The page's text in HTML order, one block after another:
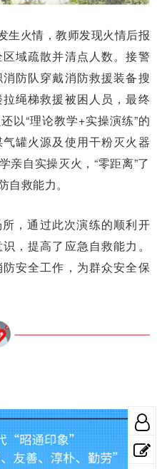
生火情，教师发现火情后报
域疏散并清点人数。接警
防队穿戴消防救援装备搜
绳梯救援被困人员，最终
以“理论教学+实操演练”的
罐火源及使用干粉灭火器
亲自实操灭火，“零距离”了
救能力。
，通过此次演练的顺利开
，提高了应急自救能力。
安全工作，为群众安全保